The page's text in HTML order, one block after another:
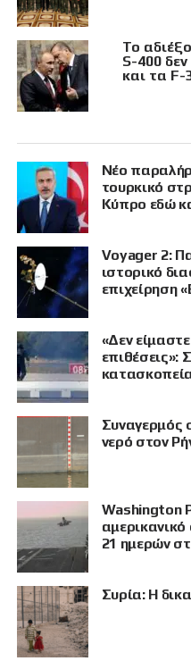
Το
S-400
και τα
Νέο
τουρκικό
Κύπρο εδώ
Voyager 2:
ιστορικό
επιχείρηση
«Δεν
επιθέσεις»:
Συναγερμός
νερό στον
Washington
21 ημερών
Συρία: Η